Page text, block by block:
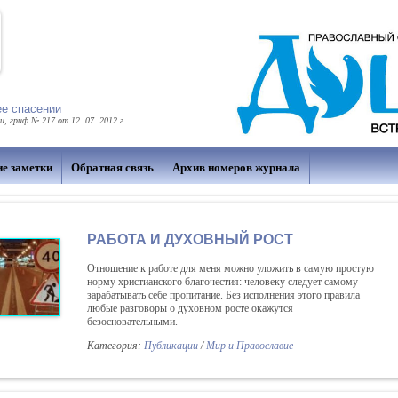
спасении
гриф № 217 от 12. 07. 2012 г.
заметки Обратная связь Архив номеров журнала
РАБОТА И ДУХОВНЫЙ РОСТ
Отношение к работе для меня можно уложить в самую простую
норму христианского благочестия: человеку следует самому
зарабатывать себе пропитание. Без исполнения этого правила
любые разговоры о духовном росте окажутся
безосновательными.
Категория: Публикации/Мир и Православие